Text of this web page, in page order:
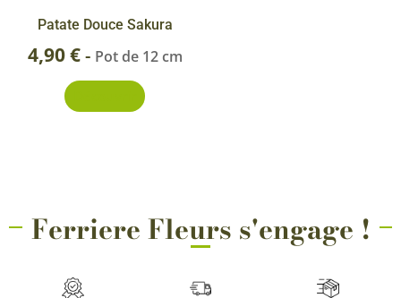
Patate Douce Sakura
4,90€- Pot de 12 cm
Ferriere Fleurs s'engage !